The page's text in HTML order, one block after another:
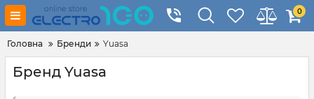
0
Головна Бренди Yuasa
Бренд Yuasa